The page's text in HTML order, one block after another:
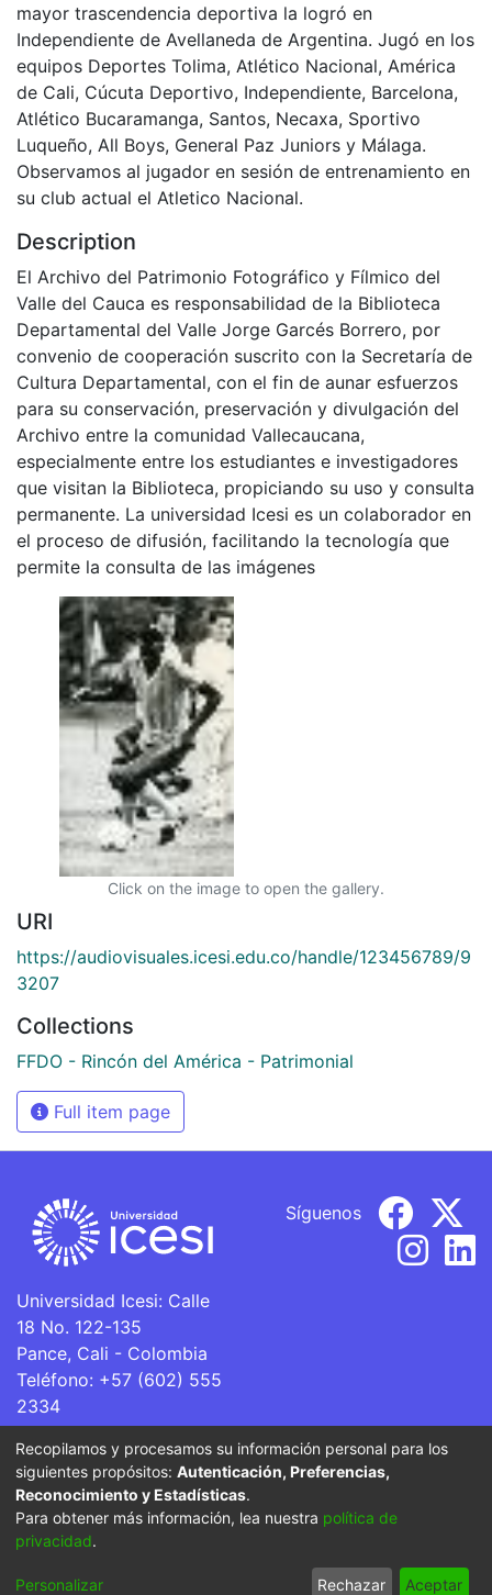
mayor trascendencia deportiva la logró en
Independiente de Avellaneda de Argentina. Jugó en los
equipos Deportes Tolima, Atlético Nacional, América
de Cali, Cúcuta Deportivo, Independiente, Barcelona,
Atlético Bucaramanga, Santos, Necaxa, Sportivo
Luqueño, All Boys, General Paz Juniors y Málaga.
Observamos al jugador en sesión de entrenamiento en
su club actual el Atletico Nacional.
Description
El Archivo del Patrimonio Fotográfico y Fílmico del
Valle del Cauca es responsabilidad de la Biblioteca
Departamental del Valle Jorge Garcés Borrero, por
convenio de cooperación suscrito con la Secretaría de
Cultura Departamental, con el fin de aunar esfuerzos
para su conservación, preservación y divulgación del
Archivo entre la comunidad Vallecaucana,
especialmente entre los estudiantes e investigadores
que visitan la Biblioteca, propiciando su uso y consulta
permanente. La universidad Icesi es un colaborador en
el proceso de difusión, facilitando la tecnología que
permite la consulta de las imágenes
Click on the image to open the gallery.
URI
https://audiovisuales.icesi.edu.co/handle/123456789/9
3207
Collections
FFDO - Rincón del América - Patrimonial
Full item page
Universidad Icesi: Calle
18 No. 122-135
Pance, Cali - Colombia
Teléfono: +57 (602) 555
2334
ventanillaunica@icesi.edu.co
Síguenos
La Universidad Icesi es una Institución de Educación
Superior que se encuentra sujeta a inspección y vigilancia
por parte del Ministerio de Educación Nacional.
Cookie
End User
Send
Recopilamos y procesamos su información personal para los
siguientes propósitos: Autenticación, Preferencias,
Reconocimiento y Estadísticas.
Para obtener más información, lea nuestra política de
privacidad.
Personalizar Rechazar Aceptar